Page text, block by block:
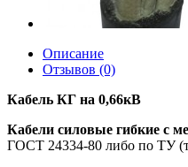
Описание
Отзывов (0)
Кабель КГ на 0,66кВ
Кабели силовые гибкие с
ГОСТ 24334-80 либо по ТУ